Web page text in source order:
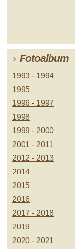
Fotoalbum
1993 - 1994
1995
1996 - 1997
1998
1999 - 2000
2001 - 2011
2012 - 2013
2014
2015
2016
2017 - 2018
2019
2020 - 2021